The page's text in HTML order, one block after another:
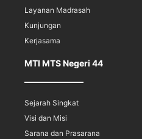
Layanan Madrasah
Kunjungan
Kerjasama
MTI MTS Negeri 44
Sejarah Singkat
Visi dan Misi
Sarana dan Prasarana